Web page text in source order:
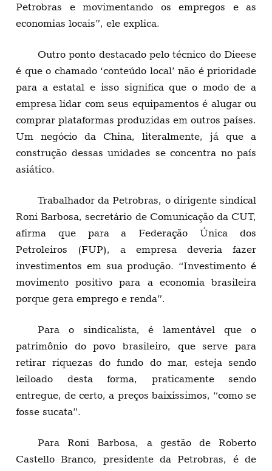
Petrobras e movimentando os empregos e as
economias locais”, ele explica.
Outro ponto destacado pelo técnico do Dieese
é que o chamado ‘conteúdo local’ não é prioridade
para a estatal e isso significa que o modo de a
empresa lidar com seus equipamentos é alugar ou
comprar plataformas produzidas em outros países.
Um negócio da China, literalmente, já que a
construção dessas unidades se concentra no país
asiático.
Trabalhador da Petrobras, o dirigente sindical
Roni Barbosa, secretário de Comunicação da CUT,
afirma que para a Federação Única dos
Petroleiros (FUP), a empresa deveria fazer
investimentos em sua produção. “Investimento é
movimento positivo para a economia brasileira
porque gera emprego e renda”.
Para o sindicalista, é lamentável que o
patrimônio do povo brasileiro, que serve para
retirar riquezas do fundo do mar, esteja sendo
leiloado desta forma, praticamente sendo
entregue, de certo, a preços baixíssimos, “como se
fosse sucata”.
Para Roni Barbosa, a gestão de Roberto
Castello Branco, presidente da Petrobras, é de